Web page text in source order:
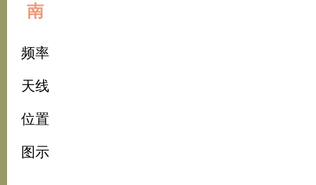
南
频率
天线
位置
图示